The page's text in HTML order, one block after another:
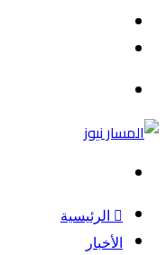
الرئيسية
الأخبار